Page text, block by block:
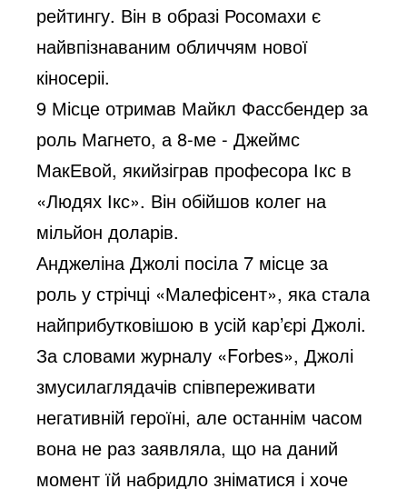
рейтингу. Він в образі Росомахи є
найвпізнаваним обличчям нової
кіносеріі.
9 Місце отримав Майкл Фассбендер за
роль Магнето, а 8-ме - Джеймс
МакЕвой, якийзіграв професора Ікс в
«Людях Ікс». Він обійшов колег на
мільйон доларів.
Анджеліна Джолі посіла 7 місце за
роль у стрічці «Малефісент», яка стала
найприбутковішою в усій кар’єрі Джолі.
За словами журналу «Forbes», Джолі
змусилаглядачів співпереживати
негативній героїні, але останнім часом
вона не раз заявляла, що на даний
момент їй набридло зніматися і хоче